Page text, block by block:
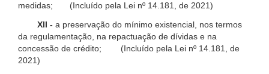
medidas; (Incluído pela Lei nº 14.181, de 2021)
XII - a preservação do mínimo existencial, nos termos
da regulamentação, na repactuação de dívidas e na
concessão de crédito; (Incluído pela Lei nº 14.181, de
2021)